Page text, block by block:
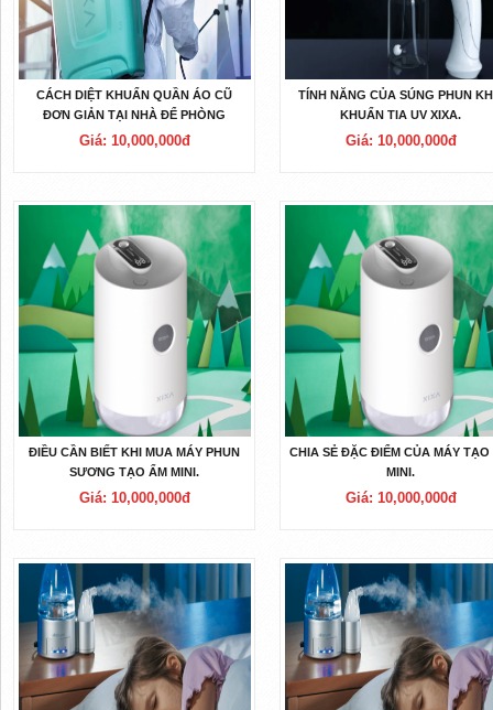
CÁCH DIỆT KHUẨN QUẦN ÁO CŨ
ĐƠN GIẢN TẠI NHÀ ĐỂ PHÒNG
TRÁNH DỊCH BỆNH
Giá: 10,000,000đ
TÍNH NĂNG CỦA SÚNG PHUN
KHUẨN TIA UV XIXA.
Giá: 10,000,000đ
ĐIỀU CẦN BIẾT KHI MUA MÁY PHUN
SƯƠNG TẠO ẨM MINI.
Giá: 10,000,000đ
CHIA SẺ ĐẶC ĐIỂM CỦA MÁY TẠO
MINI.
Giá: 10,000,000đ